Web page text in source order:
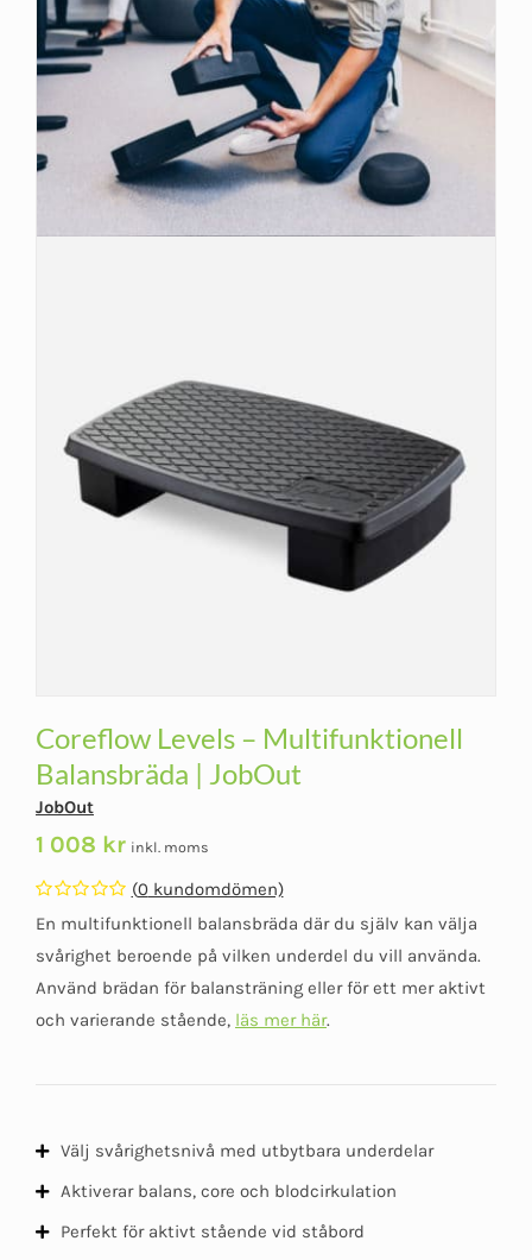
Coreflow Levels – Multifunktionell
Balansbräda | JobOut
JobOut
1 008 kr inkl. moms
Betygsatt
0
av
(0kundomdömen)
En multifunktionell balansbräda där du själv kan välja
svårighet beroende på vilken underdel du vill använda.
Använd brädan för balansträning eller för ett mer aktivt
och varierande stående, läs mer här.
Välj svårighetsnivå med utbytbara underdelar
Aktiverar balans, core och blodcirkulation
Perfekt för aktivt stående vid ståbord